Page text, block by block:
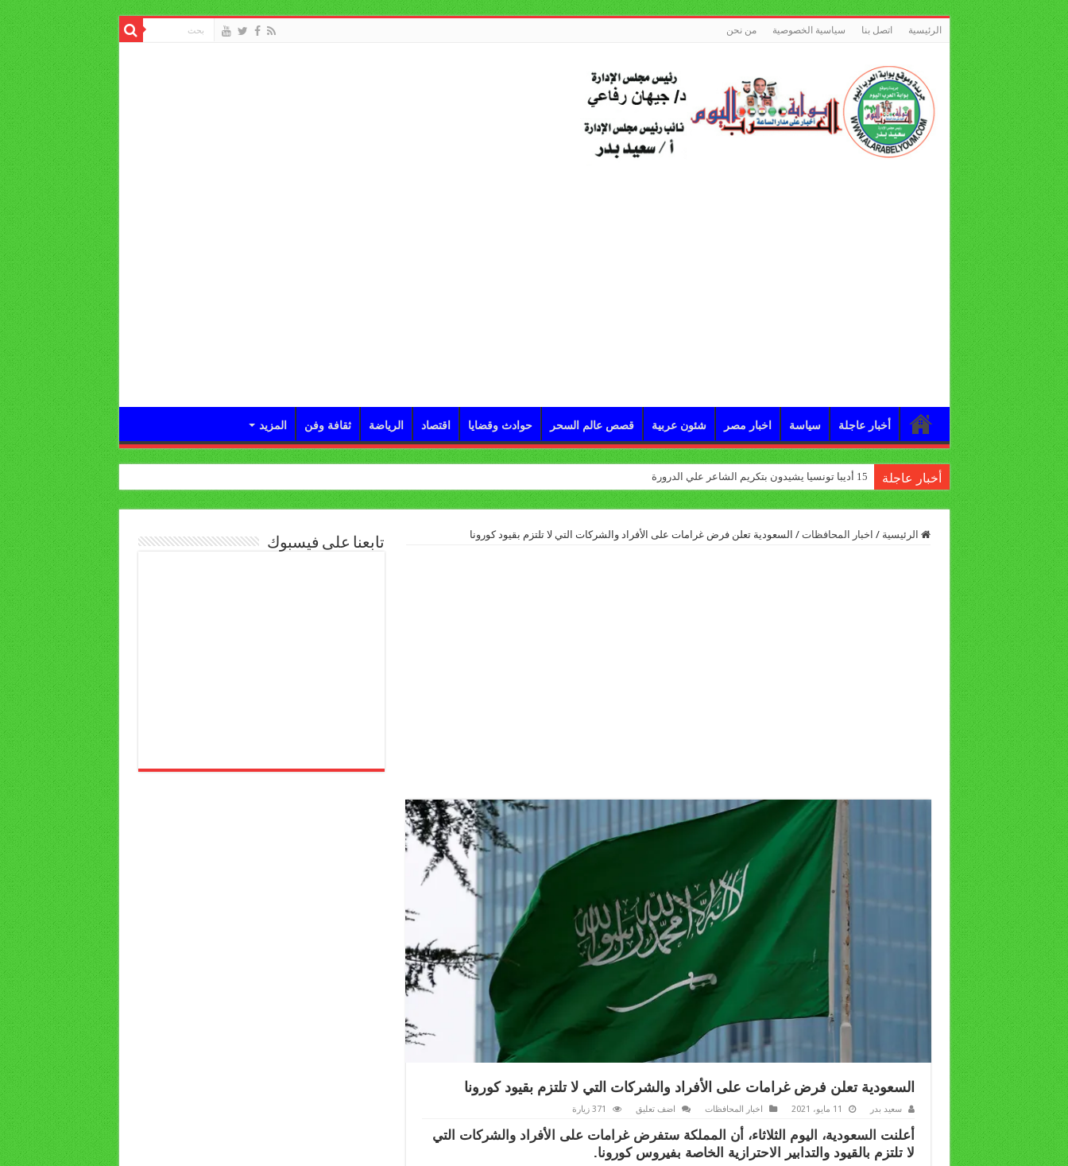
الرئيسية اتصل بنا سياسية الخصوصية من نحن
أخبار عاجلة سياسة اخبار مصر شئون عربية قصص عالم السحر حوادث وقضايا اقتصاد الرياضة ثقافة وفن المزيد
أخبار عاجلة 15 أديبا تونسيا يشيدون بتكريم الشاعر علي الدرورة
الرئيسية / اخبار المحافظات / السعودية تعلن فرض غرامات على الأفراد والشركات التي لا تلتزم بقيود كورونا
السعودية تعلن فرض غرامات على الأفراد والشركات التي لا تلتزم بقيود كورونا
سعيد بدر 11 مايو، 2021 اخبار المحافظات اضف تعليق 371 زيارة
أعلنت السعودية، اليوم الثلاثاء، أن المملكة ستفرض غرامات على الأفراد والشركات التي
لا تلتزم بالقيود والتدابير الاحترازية الخاصة بفيروس كورونا.
تابعنا على فيسبوك